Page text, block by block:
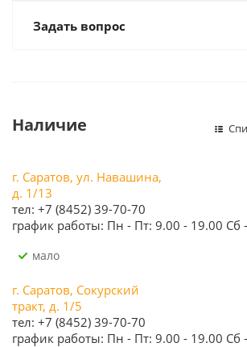
Задать вопрос
Наличие
г. Саратов, ул. Навашина,
д. 1/13
тел: +7 (8452) 39-70-70
график работы: Пн - Пт: 9.00 - 19.00 Сб
Мало
г. Саратов, Сокурский
тракт, д. 1/5
тел: +7 (8452) 39-70-70
график работы: Пн - Пт: 9.00 - 19.00 Сб